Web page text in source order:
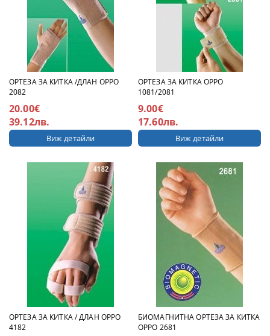
ОРТЕЗА ЗА КИТКА /ДЛАН ОРРО
2082
20.00€
39.12лв.
Виж детайли
ОРТЕЗА ЗА КИТКА ОРРО
1081/2081
9.00€
17.60лв.
Виж детайли
ОРТЕЗА ЗА КИТКА / ДЛАН ОРРО
4182
БИОМАГНИТНА ОРТЕЗА ЗА КИТКА
ОРРО 2681